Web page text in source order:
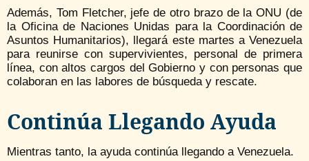
Además, Tom Fletcher, jefe de otro brazo de la ONU (de
la Oficina de Naciones Unidas para la Coordinación de
Asuntos Humanitarios), llegará este martes a Venezuela
para reunirse con supervivientes, personal de primera
línea, con altos cargos del Gobierno y con personas que
colaboran en las labores de búsqueda y rescate.
Continúa Llegando Ayuda
Mientras tanto, la ayuda continúa llegando a Venezuela.